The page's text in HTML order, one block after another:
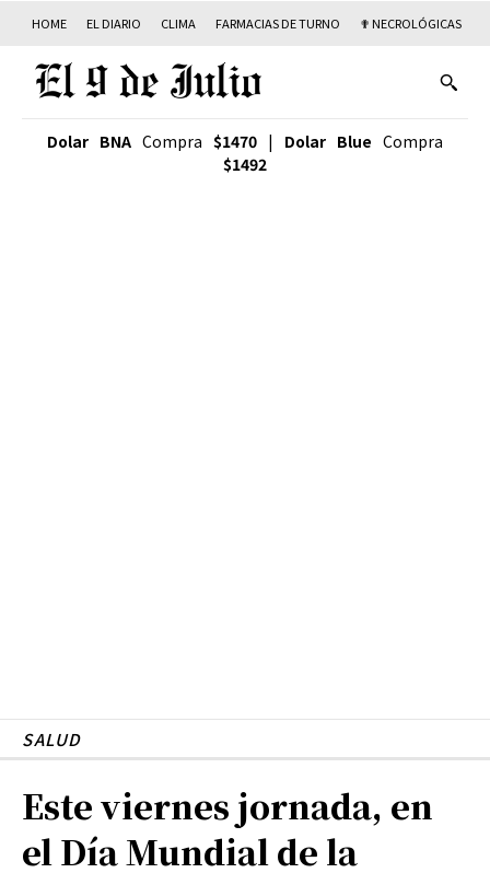
HOME EL DIARIO CLIMA FARMACIAS DE TURNO ✟ NECROLÓGICAS
Dolar BNA Compra $1470 | Dolar Blue Compra
$1492
SALUD
Este viernes jornada, en
el Día Mundial de la